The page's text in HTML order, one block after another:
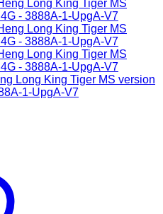
Long King Tiger MS version
1-UpgA-V7